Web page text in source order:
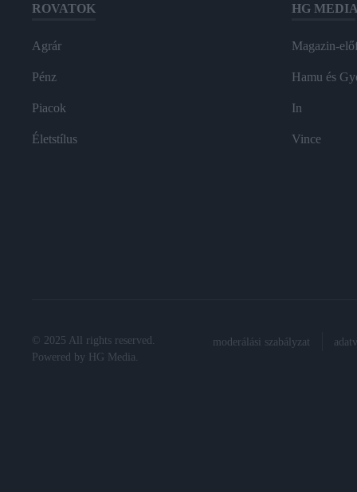
ROVATOK
Agrár
Pénz
Piacok
Életstílus
HG MEDIA
Magazin-
Hamu és
In
Vince
© 2025 All rights reserved.
Powered by
HG Media
moderálási szabályzat